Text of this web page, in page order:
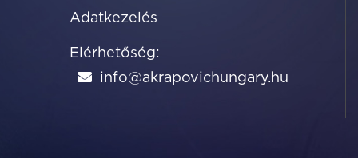
kedvenc sportautójuk a tömegből kitűnve igazi
A tökéletes megoldás kiválasztása után egészen
a megrendelt rendszer telepítésén át, az
Adatkezelés
Elérhetőség:
info@akrapovichungary.hu